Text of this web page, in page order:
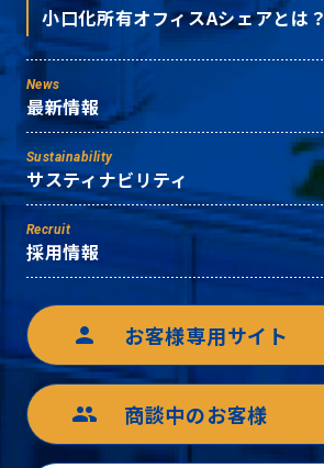
小口化所有オフィスAシェアとは？
News
最新情報
Sustainability
サスティナビリティ
Recruit
採用情報
person お客様専用サイト
group 商談中のお客様